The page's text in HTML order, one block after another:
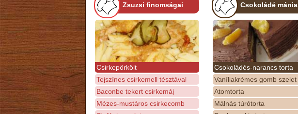
Zsuzsi finomságai
Csirkepörkölt
Tejszínes csirkemell tésztával
Baconbe tekert csirkemáj
Mézes-mustáros csirkecomb
Csokoládé mánia
Csokoládés-narancs torta
Vaníliakrémes gomb szelet
Atomtorta
Málnás túrótorta